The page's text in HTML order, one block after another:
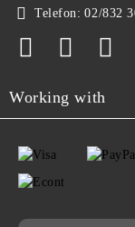
Telefon: 02/832
Working with